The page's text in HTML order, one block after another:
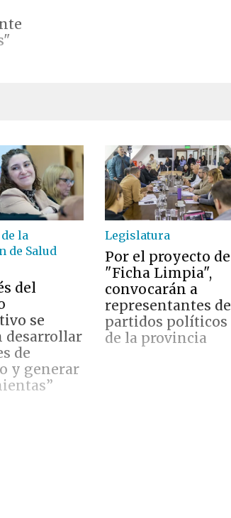
la
de Salud
del
se
desarrollar
de
y generar
Legislatura
Por el proyecto de
"Ficha Limpia",
convocarán a
representantes de
partidos políticos
de la provincia